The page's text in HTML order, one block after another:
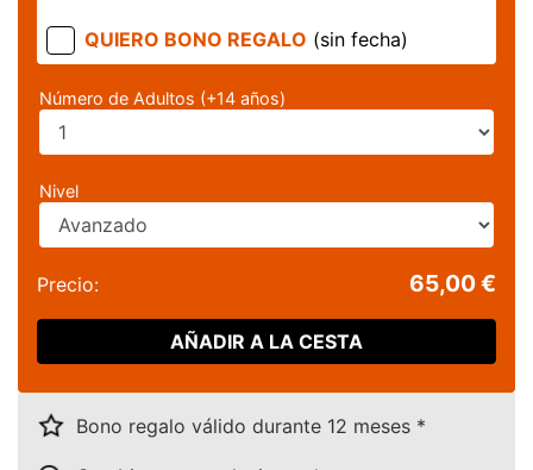
QUIERO BONO REGALO (sin fecha)
Número de Adultos (+14 años)
Nivel
Precio: 65,00 €
AÑADIR A LA CESTA
Bono regalo válido durante 12 meses *